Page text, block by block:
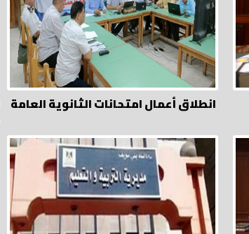
انطلاق أعمال امتحانات الثانوية العامة